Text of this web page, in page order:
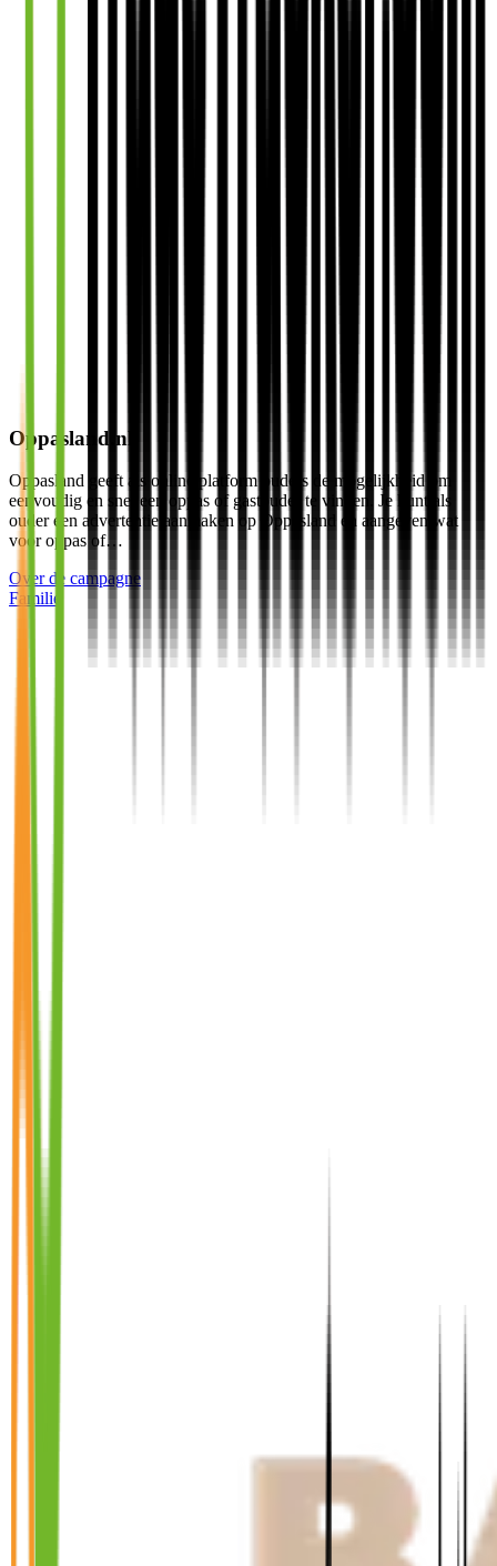
Oppasland.nl
Oppasland geeft als online platform ouders de mogelijkheid om
eenvoudig en snel een oppas of gastouder te vinden. Je kunt als
ouder een advertentie aanmaken op Oppasland en aangeven wat
voor oppas of…
Over de campagne
Familie